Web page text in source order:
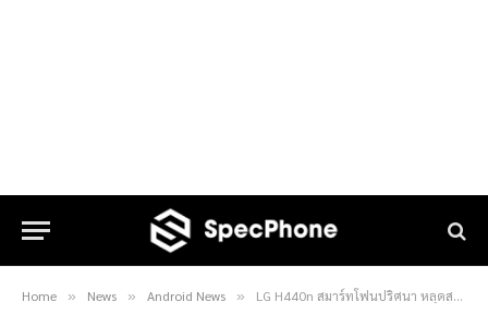
Home » News » Android News » LG H440n สมาร์ทโฟนปริศนา หลุดสเปคมาพร้อม Android 5.0 Lollipop ตั้งแต่เกิด